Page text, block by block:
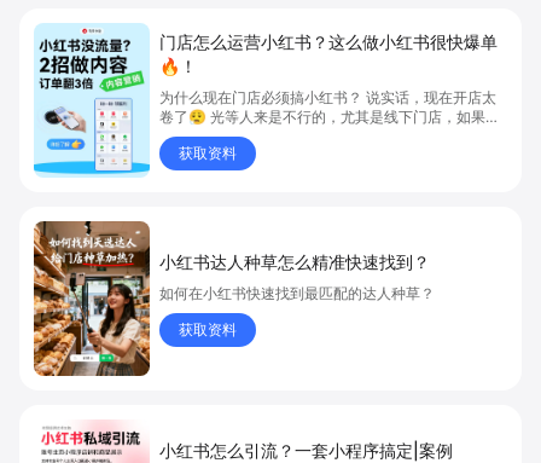
门店怎么运营小红书？这么做小红书很快爆单
🔥！
为什么现在门店必须搞小红书？ 说实话，现在开店太
卷了😮‍💨 光等人来是不行的，尤其是线下门店，如果你
还没开始做小红书，那真的就是“闭着眼放弃客流”🚪
💸 获取资料
小红书达人种草怎么精准快速找到？
如何在小红书快速找到最匹配的达人种草？
获取资料
小红书怎么引流？一套小程序搞定|案例